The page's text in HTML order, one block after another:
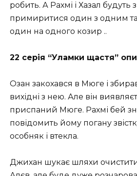
робить. А Рахмі і Хазал будуть
примиритися один з одним
один на одного козир ..
22 серія “Уламки щастя”
Озан закохався в Мюге і
вихідні з нею. Але він
приспаний Мюге. Рахмі бей
повідомить йому погану
особняк і втекла.
Джихан шукає шляхи очистити